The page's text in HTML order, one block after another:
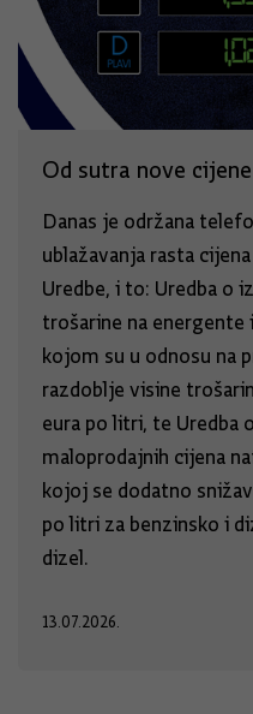
Od sutra nove
Danas je održana
ublažavanja rasta
Uredbe, i to: Uredba o
trošarine na energente
kojom su u odnosu na
razdoblje visine
eura po litri, te Uredba
maloprodajnih cijena
kojoj se dodatno
po litri za benzinsko i
dizel.
13.07.2026.